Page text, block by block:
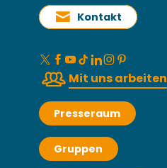
Kontakt
Mit uns arbeiten
Presseraum
Gruppen